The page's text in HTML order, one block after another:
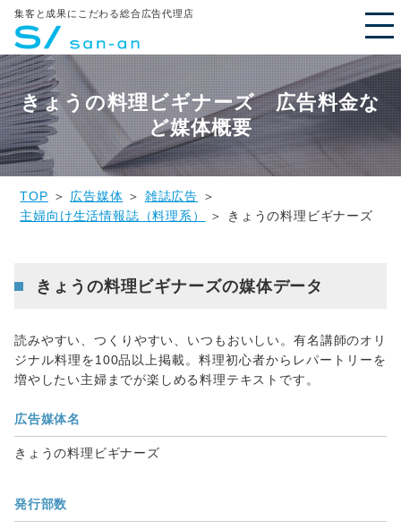
集客と成果にこだわる総合広告代理店
きょうの料理ビギナーズ 広告料金な
ど媒体概要
TOP ＞ 広告媒体 ＞ 雑誌広告 ＞
主婦向け生活情報誌（料理系）
＞ きょうの料理ビギナーズ
きょうの料理ビギナーズの媒体データ
読みやすい、つくりやすい、いつもおいしい。有名講師のオリ
ジナル料理を100品以上掲載。料理初心者からレパートリーを
増やしたい主婦までが楽しめる料理テキストです。
広告媒体名
きょうの料理ビギナーズ
発行部数